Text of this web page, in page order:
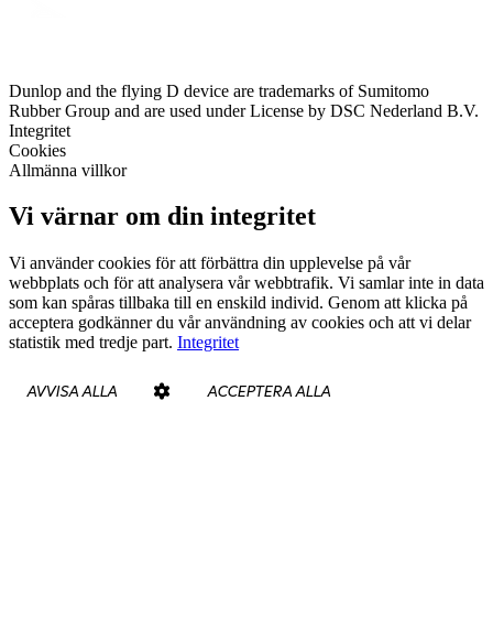
Dunlop and the flying D device are trademarks of Sumitomo
Rubber Group and are used under License by DSC Nederland B.V.
Integritet
Cookies
Allmänna villkor
Vi värnar om din integritet
Vi använder cookies för att förbättra din upplevelse på vår
webbplats och för att analysera vår webbtrafik. Vi samlar inte in data
som kan spåras tillbaka till en enskild individ. Genom att klicka på
acceptera godkänner du vår användning av cookies och att vi delar
statistik med tredje part. Integritet
AVVISA ALLA ACCEPTERA ALLA